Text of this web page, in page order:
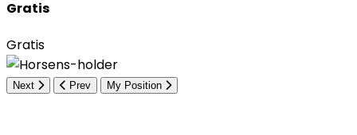
Gratis
Gratis
Next Prev My Position